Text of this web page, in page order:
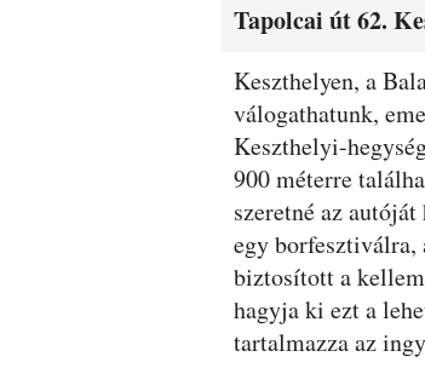
Tapolcai út 62.
Leírás
Keszthelyen, a
válogathatunk,
Keszthelyi-
900 méterre
szeretné az
egy borfesztiválra,
biztosított a
hagyja ki ezt a
tartalmazza az